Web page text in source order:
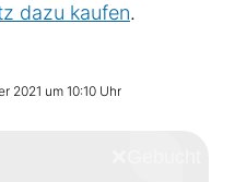
dazu kaufen.
2021 um 10:10 Uhr